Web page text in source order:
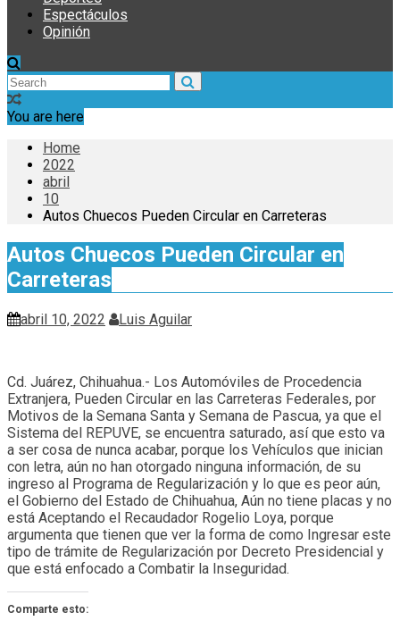
Espectáculos
Opinión
You are here
Home
2022
abril
10
Autos Chuecos Pueden Circular en Carreteras
Autos Chuecos Pueden Circular en
Carreteras
abril 10, 2022 Luis Aguilar
Cd. Juárez, Chihuahua.- Los Automóviles de Procedencia
Extranjera, Pueden Circular en las Carreteras Federales, por
Motivos de la Semana Santa y Semana de Pascua, ya que el
Sistema del REPUVE, se encuentra saturado, así que esto va
a ser cosa de nunca acabar, porque los Vehículos que inician
con letra, aún no han otorgado ninguna información, de su
ingreso al Programa de Regularización y lo que es peor aún,
el Gobierno del Estado de Chihuahua, Aún no tiene placas y no
está Aceptando el Recaudador Rogelio Loya, porque
argumenta que tienen que ver la forma de como Ingresar este
tipo de trámite de Regularización por Decreto Presidencial y
que está enfocado a Combatir la Inseguridad.
Comparte esto: